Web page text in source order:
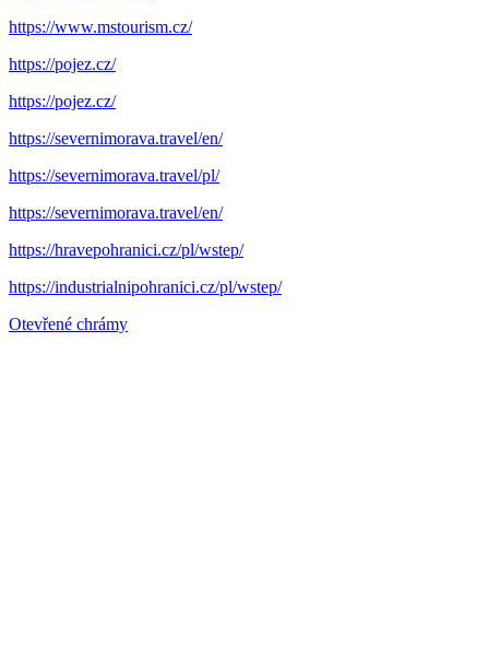
https://www.mstourism.cz/
https://pojez.cz/
https://pojez.cz/
https://severnimorava.travel/en/
https://severnimorava.travel/pl/
https://severnimorava.travel/en/
https://hravepohranici.cz/pl/wstep/
https://industrialnipohranici.cz/pl/wstep/
Otevřené chrámy